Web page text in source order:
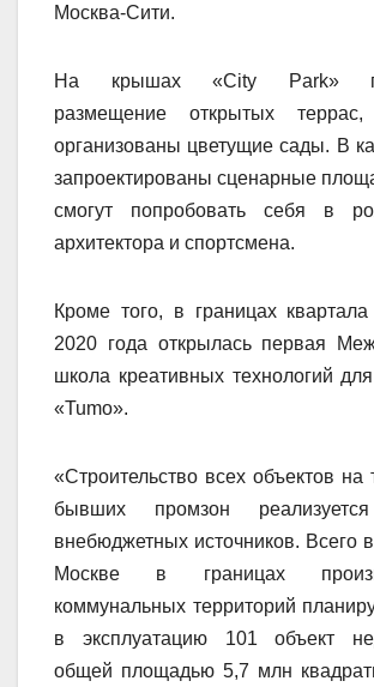
Москва-Сити.
На крышах «City Park»
размещение открытых
организованы цветущие сады. В
запроектированы сценарные
смогут попробовать себя в
архитектора и спортсмена.
Кроме того, в границах
2020 года открылась первая
школа креативных технологий
«Tumo».
«Строительство всех объектов на
бывших промзон
внебюджетных источников. Всего
Москве в границах
коммунальных территорий
в эксплуатацию 101 объект
общей площадью 5,7 млн